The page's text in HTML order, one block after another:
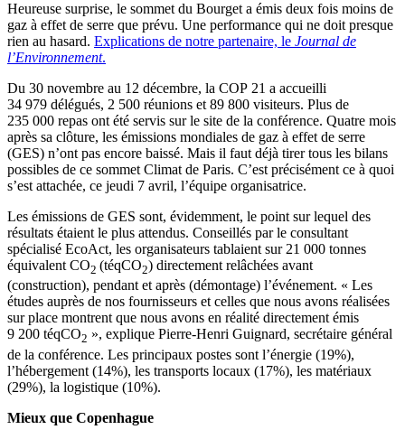
Heureuse surprise, le sommet du Bourget a émis deux fois moins de
gaz à effet de serre que prévu. Une performance qui ne doit presque
rien au hasard. Explications de notre partenaire, le Journal de
l’Environnement.
Du 30 novembre au 12 décembre, la COP 21 a accueilli
34 979 délégués, 2 500 réunions et 89 800 visiteurs. Plus de
235 000 repas ont été servis sur le site de la conférence. Quatre mois
après sa clôture, les émissions mondiales de gaz à effet de serre
(GES) n’ont pas encore baissé. Mais il faut déjà tirer tous les bilans
possibles de ce sommet Climat de Paris. C’est précisément ce à quoi
s’est attachée, ce jeudi 7 avril, l’équipe organisatrice.
Les émissions de GES sont, évidemment, le point sur lequel des
résultats étaient le plus attendus. Conseillés par le consultant
spécialisé EcoAct, les organisateurs tablaient sur 21 000 tonnes
équivalent CO2 (téqCO2) directement relâchées avant
(construction), pendant et après (démontage) l’événement. « Les
études auprès de nos fournisseurs et celles que nous avons réalisées
sur place montrent que nous avons en réalité directement émis
9 200 téqCO2 », explique Pierre-Henri Guignard, secrétaire général
de la conférence. Les principaux postes sont l’énergie (19%),
l’hébergement (14%), les transports locaux (17%), les matériaux
(29%), la logistique (10%).
Mieux que Copenhague